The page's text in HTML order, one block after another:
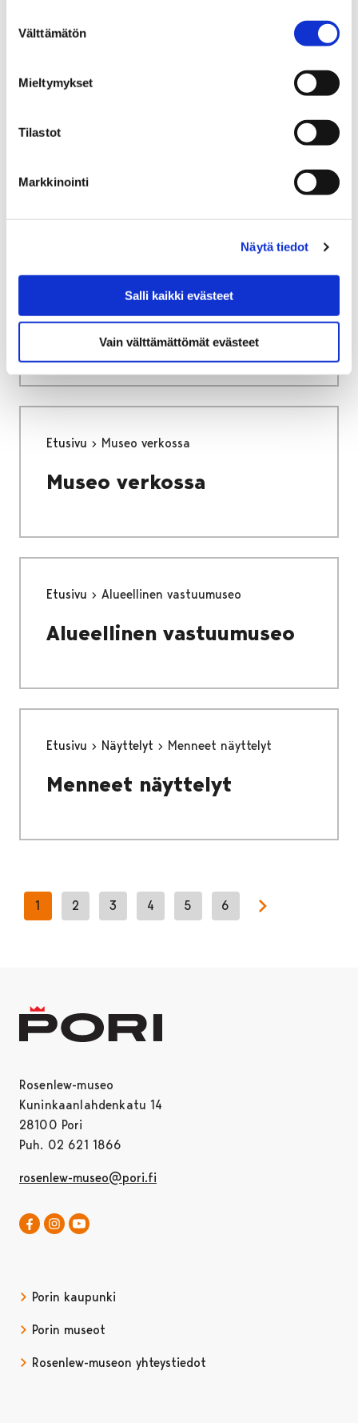
valinta
Välttämätön
Mieltymykset
Tilastot
Markkinointi
Näytä tiedot
Salli kaikki evästeet
Vain välttämättömät evästeet
Vierailu
Etusivu
Tapahtumat
Tietoa meistä
Tietoa meistä
Etusivu Museo verkossa
Museo verkossa
Etusivu Alueellinen vastuumuseo
Alueellinen vastuumuseo
Etusivu Näyttelyt Menneet näyttelyt
Menneet näyttelyt
1 2 3 4 5 6
Rosenlew-museo
Kuninkaanlahdenkatu 14
28100 Pori
Puh. 02 621 1866
rosenlew-museo@pori.fi
Rosenlew-museo Facebookissa
Avautuu uudessa välilehdessä
Rosenlew-museo Instagramissa
Porin kaupunki
Porin museot
Rosenlew-museon yhteystiedot